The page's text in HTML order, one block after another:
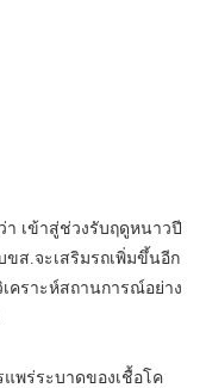
า เข้าสู่ช่วงรับฤดูหนาวปี
ส.จะเสริมรถเพิ่มขึ้นอีก
คราะห์สถานการณ์อย่าง
พร่ระบาดของเชื้อโค